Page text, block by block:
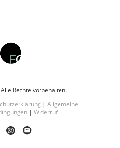
Rechte vorbehalten.
| Allgemeine
| Widerruf